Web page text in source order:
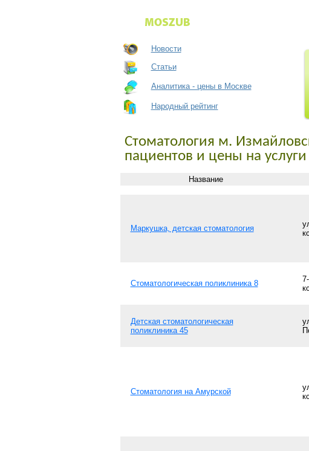
Новости
Статьи
Аналитика - цены в Москве
Народный рейтинг
Стоматология м.
пациентов и цены на услуги
Название
Маркушка, детская стоматология
Стоматологическая поликлиника 8
Детская стоматологическая
поликлиника 45
Стоматология на Амурской